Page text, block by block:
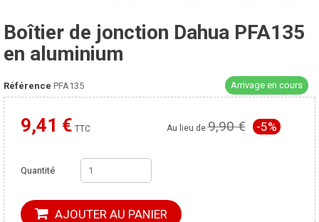
Boîtier de jonction Dahua PFA135
en aluminium
Référence PFA135 Arrivage en cours
9,41 € TTC
Moins cher ailleurs ? Au lieu de9,90 € -5%
Quantité
AJOUTER AU PANIER